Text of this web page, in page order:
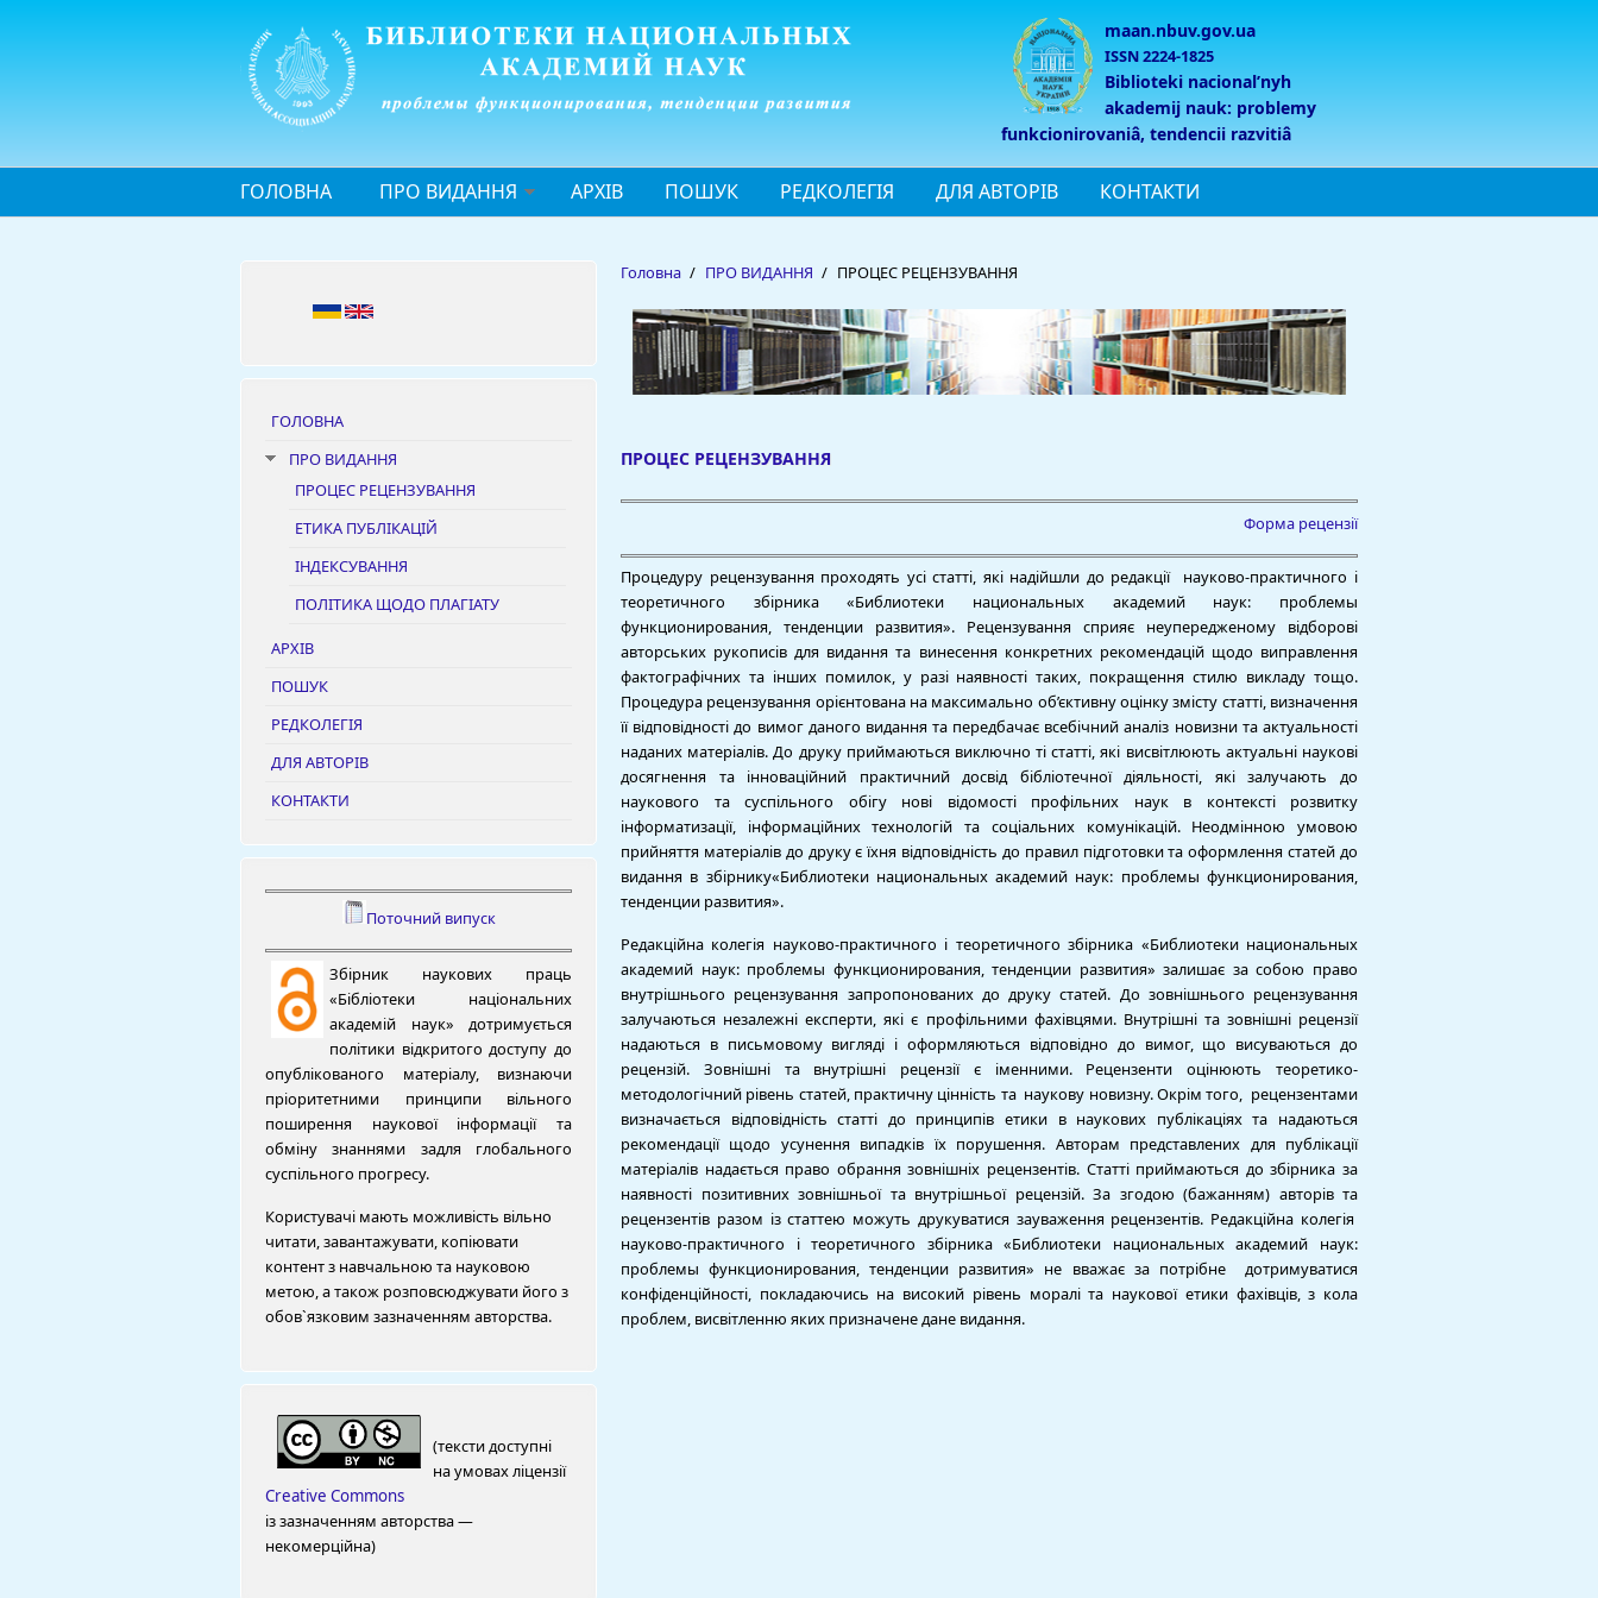
maan.nbuv.gov.ua
ISSN 2224-1825
Biblioteki nacionalʹnyh
akademij nauk: problemy
funkcionirovaniâ, tendencii razvitiâ
ГОЛОВНА ПРО ВИДАННЯ АРХІВ ПОШУК РЕДКОЛЕГІЯ ДЛЯ АВТОРІВ КОНТАКТИ
ГОЛОВНА
ПРО ВИДАННЯ
ПРОЦЕС РЕЦЕНЗУВАННЯ
ЕТИКА ПУБЛІКАЦІЙ
ІНДЕКСУВАННЯ
ПОЛІТИКА ЩОДО ПЛАГІАТУ
АРХІВ
ПОШУК
РЕДКОЛЕГІЯ
ДЛЯ АВТОРІВ
КОНТАКТИ
Поточний випуск
Збірник наукових праць
«Бібліотеки національних
академій наук» дотримується
політики відкритого доступу до
опублікованого матеріалу, визнаючи
пріоритетними принципи вільного
поширення наукової інформації та
обміну знаннями задля глобального
суспільного прогресу.
Користувачі мають можливість вільно
читати, завантажувати, копіювати
контент з навчальною та науковою
метою, а також розповсюджувати його з
обов`язковим зазначенням авторства.
(тексти доступні
на умовах ліцензії
Creative Commons
із зазначенням авторства —
некомерційна)
Головна / ПРО ВИДАННЯ / ПРОЦЕС РЕЦЕНЗУВАННЯ
ПРОЦЕС РЕЦЕНЗУВАННЯ
Форма рецензії
Процедуру рецензування проходять усі статті, які надійшли до редакції науково-практичного і
теоретичного збірника «Библиотеки национальных академий наук: проблемы
функционирования, тенденции развития». Рецензування сприяє неупередженому відборові
авторських рукописів для видання та винесення конкретних рекомендацій щодо виправлення
фактографічних та інших помилок, у разі наявності таких, покращення стилю викладу тощо.
Процедура рецензування орієнтована на максимально об’єктивну оцінку змісту статті, визначення
її відповідності до вимог даного видання та передбачає всебічний аналіз новизни та актуальності
наданих матеріалів. До друку приймаються виключно ті статті, які висвітлюють актуальні наукові
досягнення та інноваційний практичний досвід бібліотечної діяльності, які залучають до
наукового та суспільного обігу нові відомості профільних наук в контексті розвитку
інформатизації, інформаційних технологій та соціальних комунікацій. Неодмінною умовою
прийняття матеріалів до друку є їхня відповідність до правил підготовки та оформлення статей до
видання в збірнику«Библиотеки национальных академий наук: проблемы функционирования,
тенденции развития».
Редакційна колегія науково-практичного і теоретичного збірника «Библиотеки национальных
академий наук: проблемы функционирования, тенденции развития» залишає за собою право
внутрішнього рецензування запропонованих до друку статей. До зовнішнього рецензування
залучаються незалежні експерти, які є профільними фахівцями. Внутрішні та зовнішні рецензії
надаються в письмовому вигляді і оформляються відповідно до вимог, що висуваються до
рецензій. Зовнішні та внутрішні рецензії є іменними. Рецензенти оцінюють теоретико-
методологічний рівень статей, практичну цінність та наукову новизну. Окрім того, рецензентами
визначається відповідність статті до принципів етики в наукових публікаціях та надаються
рекомендації щодо усунення випадків їх порушення. Авторам представлених для публікації
матеріалів надається право обрання зовнішніх рецензентів. Статті приймаються до збірника за
наявності позитивних зовнішньої та внутрішньої рецензій. За згодою (бажанням) авторів та
рецензентів разом із статтею можуть друкуватися зауваження рецензентів. Редакційна колегія
науково-практичного і теоретичного збірника «Библиотеки национальных академий наук:
проблемы функционирования, тенденции развития» не вважає за потрібне дотримуватися
конфіденційності, покладаючись на високий рівень моралі та наукової етики фахівців, з кола
проблем, висвітленню яких призначене дане видання.